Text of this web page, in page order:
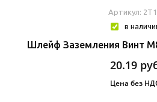
Артикул:
в
Шлейф Заземления Винт
20.19
Цена без